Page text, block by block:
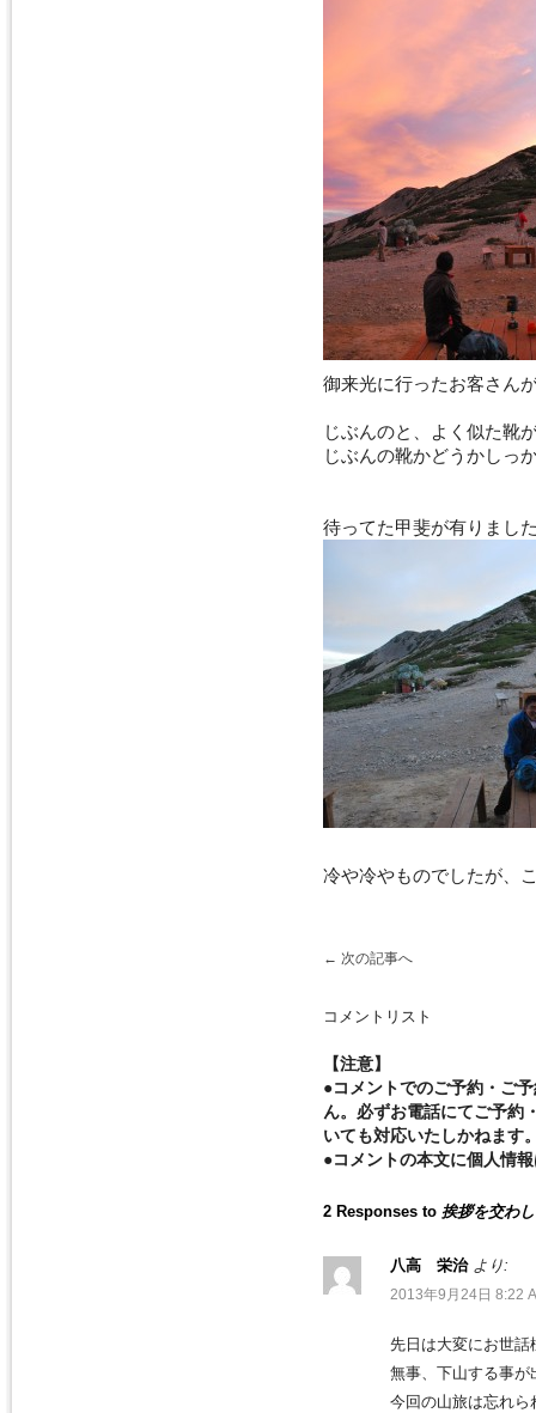
御来光に行ったお客さん
じぶんのと、よく似た靴
じぶんの靴かどうかしっ
待ってた甲斐が有りまし
冷や冷やものでしたが、
← 次の記事へ
コメントリスト
【注意】
●コメントでのご予約・ご
ん。必ずお電話にてご予約
いても対応いたしかねます
●コメントの本文に個人情
2 Responses to 挨拶を交わ
八高 栄治 より:
2013年9月24日 8:22
先日は大変にお世話
無事、下山する事が
今回の山旅は忘れら